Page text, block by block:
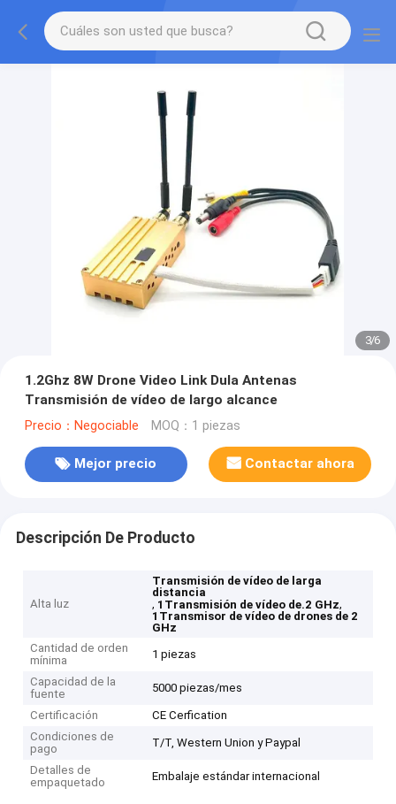
3/6
1.2Ghz 8W Drone Video Link Dula Antenas
Transmisión de vídeo de largo alcance
Precio：Negociable MOQ：1 piezas
Mejor precio Contactar ahora
Descripción De Producto
Alta luz
Transmisión de vídeo de larga
distancia
, 1Transmisión de vídeo de.2 GHz,
1Transmisor de vídeo de drones de 2
GHz
Cantidad de orden
mínima
1 piezas
Capacidad de la
fuente
5000 piezas/mes
Certificación
CE Cerfication
Condiciones de
pago
T/T, Western Union y Paypal
Detalles de
empaquetado
Embalaje estándar internacional